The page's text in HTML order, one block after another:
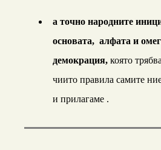
а точно народните
основата, алфата и
демокрация, която
чиито правила самите
и прилагаме .